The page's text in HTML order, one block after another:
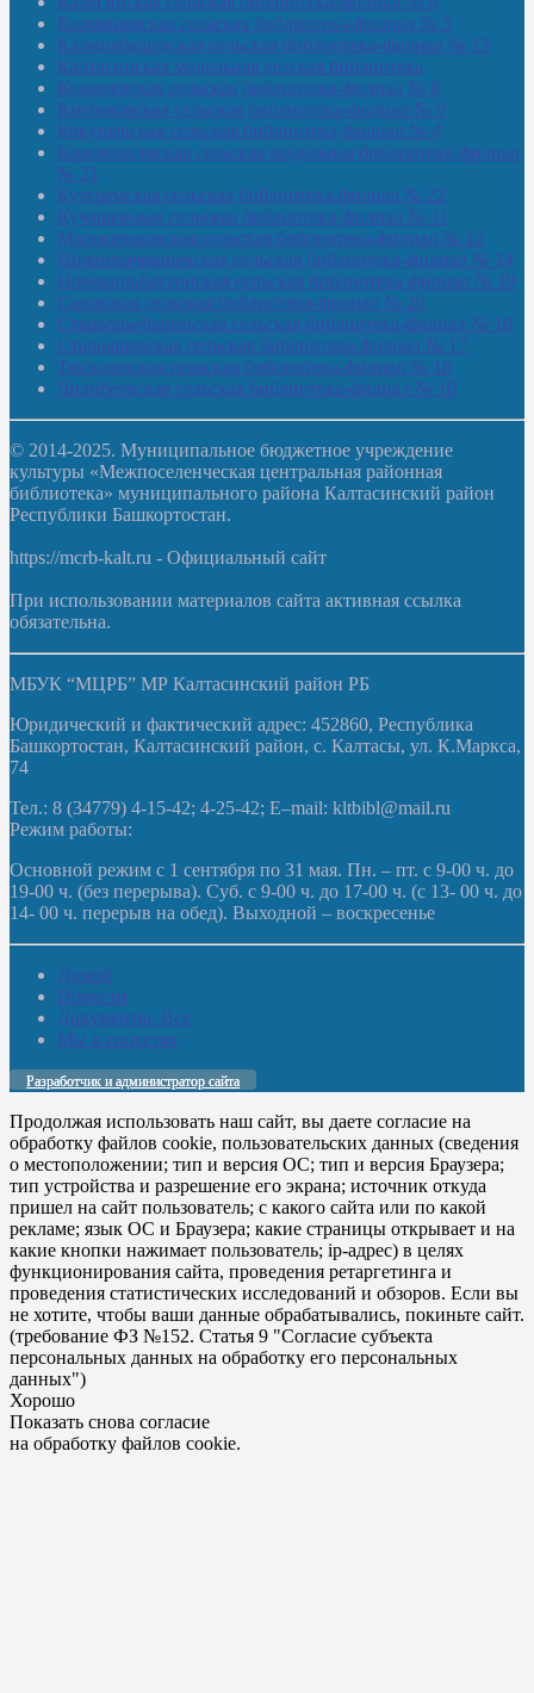
Калмашевская сельская библиотека-филиал № 5
Калмиябашевская сельская библиотека-филиал № 13
Калтасинская модельная детская библиотека
Кельтеевская сельская библиотека-филиал № 8
Киебаковская сельская библиотека-филиал № 9
Кокушевская сельская библиотека-филиал № 4
Краснохолмская сельская модельная библиотека-филиал
№ 21
Кутеремская сельская библиотека-филиал № 22
Кучашевская сельская библиотека-филиал № 11
Малокачаковская сельская библиотека-филиал № 12
Нижнекачмашевская сельская библиотека-филиал № 14
Новокильбахтинская сельская библиотека-филиал № 19
Сазовская сельская библиотека-филиал № 20
Староорьебашевская сельская библиотека-филиал № 16
Старояшевская сельская библиотека-филиал № 17
Тюльдинская сельская библиотека-филиал № 18
Чилибеевская сельская библиотека-филиал № 10
© 2014-2025. Муниципальное бюджетное учреждение
культуры «Межпоселенческая центральная районная
библиотека» муниципального района Калтасинский район
Республики Башкортостан.
https://mcrb-kalt.ru - Официальный сайт
При использовании материалов сайта активная ссылка
обязательна.
МБУК “МЦРБ” МР Калтасинский район РБ
Юридический и фактический адрес: 452860, Республика
Башкортостан, Калтасинский район, с. Калтасы, ул. К.Маркса,
74
Тел.: 8 (34779) 4-15-42; 4-25-42; E–mail: kltbibl@mail.ru
Режим работы:
Основной режим с 1 сентября по 31 мая. Пн. – пт. с 9-00 ч. до
19-00 ч. (без перерыва). Суб. с 9-00 ч. до 17-00 ч. (с 13- 00 ч. до
14- 00 ч. перерыв на обед). Выходной – воскресенье
Домой
Новости
Документы. Все
Мы в соцсетях
Разработчик и администратор сайта
Продолжая использовать наш сайт, вы даете согласие на
обработку файлов cookie, пользовательских данных (сведения
о местоположении; тип и версия ОС; тип и версия Браузера;
тип устройства и разрешение его экрана; источник откуда
пришел на сайт пользователь; с какого сайта или по какой
рекламе; язык ОС и Браузера; какие страницы открывает и на
какие кнопки нажимает пользователь; ip-адрес) в целях
функционирования сайта, проведения ретаргетинга и
проведения статистических исследований и обзоров. Если вы
не хотите, чтобы ваши данные обрабатывались, покиньте сайт.
(требование ФЗ №152. Статья 9 "Согласие субъекта
персональных данных на обработку его персональных
данных")
Хорошо
Показать снова согласие
на обработку файлов cookie.